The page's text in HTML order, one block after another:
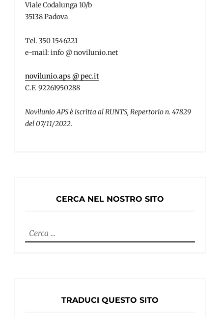
Viale Codalunga 10/b
35138 Padova
Tel. 350 1546221
e-mail: info @ novilunio.net
novilunio.aps @ pec.it
C.F. 92261950288
Novilunio APS è iscritta al RUNTS, Repertorio n. 47829
del 07/11/2022.
CERCA NEL NOSTRO SITO
Ricerca
per:
TRADUCI QUESTO SITO